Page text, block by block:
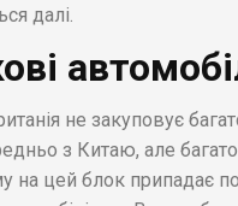
далі.
не закуповує
з Китаю, але
на цей блок припадає